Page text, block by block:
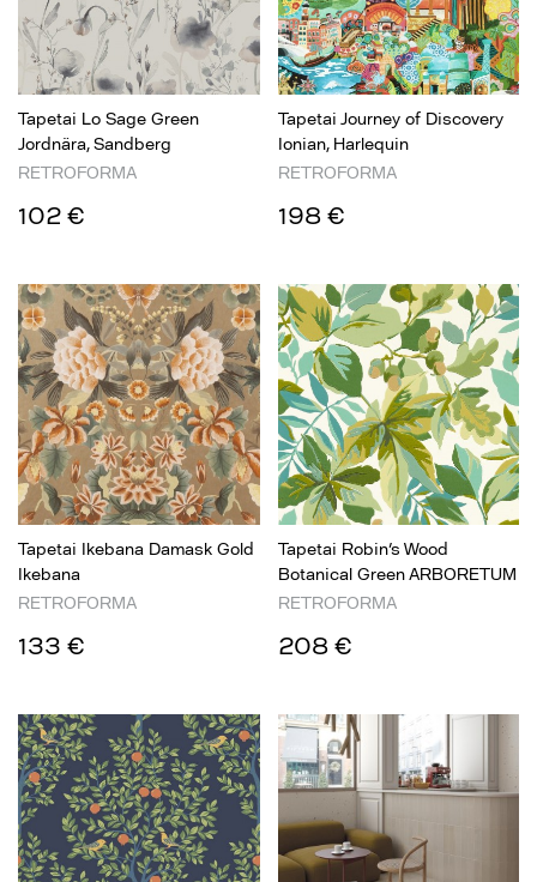
Tapetai Lo Sage Green
Jordnära, Sandberg
RETROFORMA
102 €
Tapetai Journey of Discovery
Ionian, Harlequin
RETROFORMA
198 €
Tapetai Ikebana Damask Gold
Ikebana
RETROFORMA
133 €
Tapetai Robin's Wood
Botanical Green ARBORETUM
RETROFORMA
208 €